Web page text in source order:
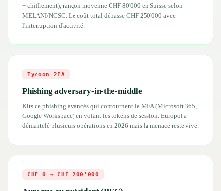
+ chiffrement), rançon moyenne CHF 80'000 en Suisse selon
MELANI/NCSC. Le coût total dépasse CHF 250'000 avec
l'interruption d'activité.
Tycoon 2FA
Phishing adversary-in-the-middle
Kits de phishing avancés qui contournent le MFA (Microsoft 365,
Google Workspace) en volant les tokens de session. Europol a
démantelé plusieurs opérations en 2026 mais la menace reste vive.
CHF 0 → CHF 200'000